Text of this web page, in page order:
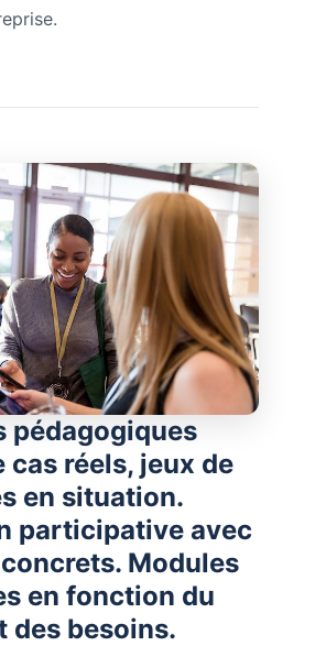
pédagogiques
cas réels, jeux de
en situation.
participative avec
Modules
en fonction du
des besoins.